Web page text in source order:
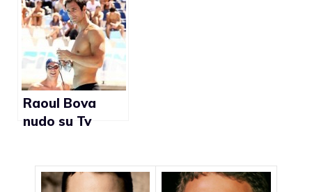
Raoul Bova
nudo su Tv